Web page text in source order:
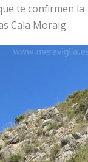
te confirmen la
Cala Moraig.